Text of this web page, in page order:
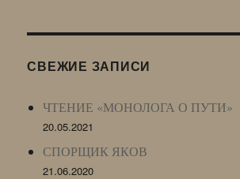
LJ
СВЕЖИЕ ЗАПИСИ
ЧТЕНИЕ «МОНОЛОГА О ПУТИ»
20.05.2021
СПОРЩИК ЯКОВ
21.06.2020